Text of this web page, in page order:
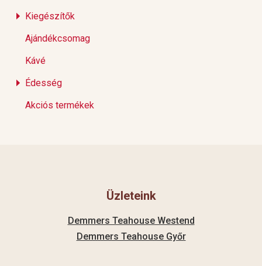
Kiegészítők
Ajándékcsomag
Kávé
Édesség
Akciós termékek
Üzleteink
Demmers Teahouse Westend
Demmers Teahouse Győr